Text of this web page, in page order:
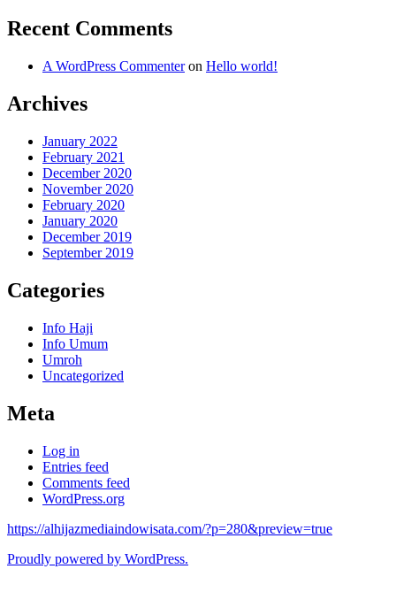
Recent Comments
A WordPress Commenteron Hello world!
Archives
January 2022
February 2021
December 2020
November 2020
February 2020
January 2020
December 2019
September 2019
Categories
Info Haji
Info Umum
Umroh
Uncategorized
Meta
Log in
Entries feed
Comments feed
WordPress.org
https://alhijazmediaindowisata.com/?p=280&preview=true
Proudly powered by WordPress.